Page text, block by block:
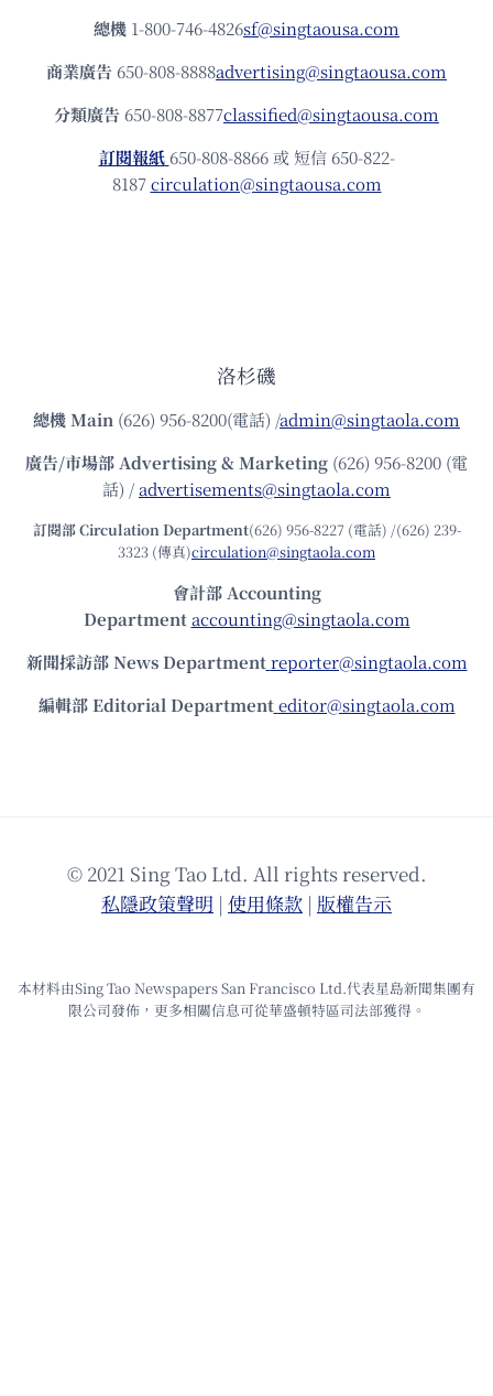
總機 1-800-746-4826sf@singtaousa.com
商業廣告 650-808-8888advertising@singtaousa.com
分類廣告 650-808-8877classified@singtaousa.com
訂閱報紙 650-808-8866 或 短信 650-822-
8187circulation@singtaousa.com
洛杉磯
總機Main (626) 956-8200(電話) /admin@singtaola.com
廣告/市場部Advertising & Marketing (626) 956-8200 (電
話) /advertisements@singtaola.com
訂閱部 Circulation Department(626) 956-8227 (電話) /(626) 239-
3323 (傳真)circulation@singtaola.com
會計部 Accounting
Department accounting@singtaola.com
新聞採訪部 News Department reporter@singtaola.com
編輯部 Editorial Department editor@singtaola.com
© 2021 Sing Tao Ltd. All rights reserved.
私隱政策聲明 | 使⽤條款 | 版權告⽰
本材料由Sing Tao Newspapers San Francisco Ltd.代表星島新聞集團有
限公司發佈，更多相關信息可從華盛頓特區司法部獲得。